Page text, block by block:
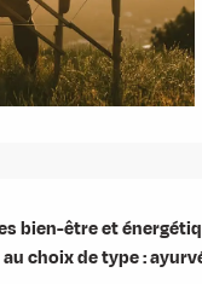
bien-être et
choix de type :